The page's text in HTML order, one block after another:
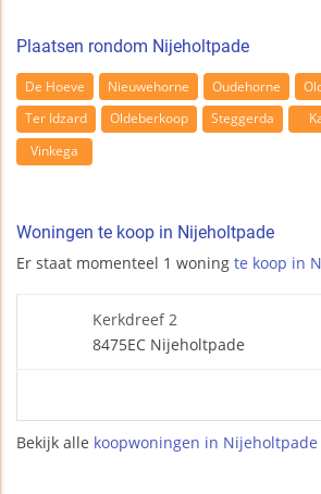
Plaatsen rondom Nijeholtpade
De Hoeve Nieuwehorne Oudehorne
Ter Idzard
Oldeberkoop Steggerda
Vinkega
Woningen te koop in Nijeholtpade
Er staat momenteel 1 woning te koop in
Kerkdreef 2
8475EC Nijeholtpade
Bekijk alle koopwoningen in Nijeholtpade